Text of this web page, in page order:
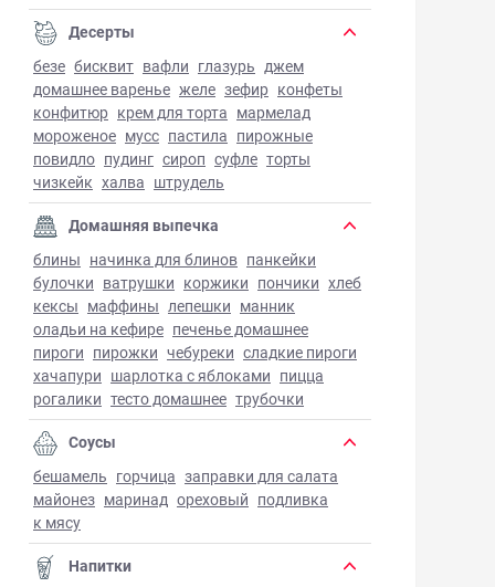
Десерты
безе бисквит вафли глазурь джем
домашнее варенье желе зефир конфеты
конфитюр крем для торта мармелад
мороженое мусс пастила пирожные
повидло пудинг сироп суфле торты
чизкейк халва штрудель
Домашняя выпечка
блины начинка для блинов панкейки
булочки ватрушки коржики пончики хлеб
кексы маффины лепешки манник
оладьи на кефире печенье домашнее
пироги пирожки чебуреки сладкие пироги
хачапури шарлотка с яблоками пицца
рогалики тесто домашнее трубочки
Соусы
бешамель горчица заправки для салата
майонез маринад ореховый подливка
к мясу
Напитки